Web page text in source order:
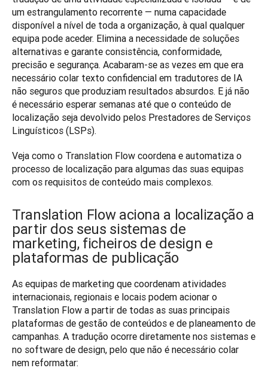
um estrangulamento recorrente — numa capacidade
disponível a nível de toda a organização, à qual qualquer
equipa pode aceder. Elimina a necessidade de soluções
alternativas e garante consistência, conformidade,
precisão e segurança. Acabaram-se as vezes em que era
necessário colar texto confidencial em tradutores de IA
não seguros que produziam resultados absurdos. E já não
é necessário esperar semanas até que o conteúdo de
localização seja devolvido pelos Prestadores de Serviços
Linguísticos (LSPs).
Veja como o Translation Flow coordena e automatiza o
processo de localização para algumas das suas equipas
com os requisitos de conteúdo mais complexos.
Translation Flow aciona a localização a
partir dos seus sistemas de
marketing, ficheiros de design e
plataformas de publicação
As equipas de marketing que coordenam atividades
internacionais, regionais e locais podem acionar o
Translation Flow a partir de todas as suas principais
plataformas de gestão de conteúdos e de planeamento de
campanhas. A tradução ocorre diretamente nos sistemas e
no software de design, pelo que não é necessário colar
nem reformatar: